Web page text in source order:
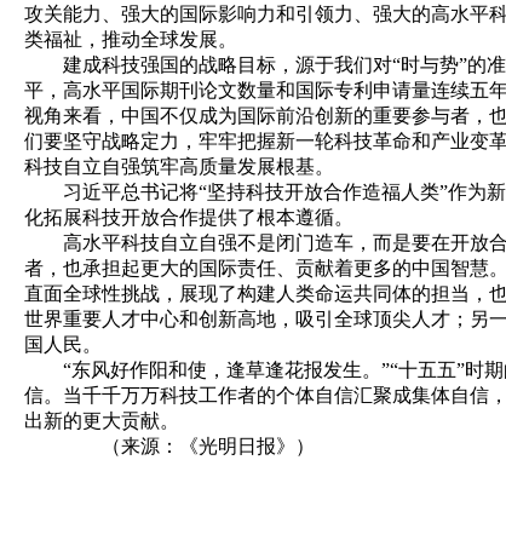
攻关能力、强大的国际影响力和引领力、强大的高水平
类福祉，推动全球发展。
建成科技强国的战略目标，源于我们对“时与势”的准
平，高水平国际期刊论文数量和国际专利申请量连续五
视角来看，中国不仅成为国际前沿创新的重要参与者，
们要坚守战略定力，牢牢把握新一轮科技革命和产业变
科技自立自强筑牢高质量发展根基。
习近平总书记将“坚持科技开放合作造福人类”作为新
化拓展科技开放合作提供了根本遵循。
高水平科技自立自强不是闭门造车，而是要在开放合
者，也承担起更大的国际责任、贡献着更多的中国智慧
直面全球性挑战，展现了构建人类命运共同体的担当，
世界重要人才中心和创新高地，吸引全球顶尖人才；另
国人民。
“东风好作阳和使，逢草逢花报发生。”“十五五”时期
信。当千千万万科技工作者的个体自信汇聚成集体自信
出新的更大贡献。
（来源：《光明日报》）